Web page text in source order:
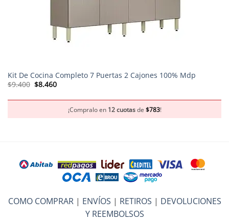
Kit De Cocina Completo 7 Puertas 2 Cajones 100% Mdp
$9.400 El
$8.460El
$8.460.
¡Compralo en 12 cuotasde $783!
COMO COMPRAR| ENVÍOS | RETIROS | DEVOLUCIONES
Y REEMBOLSOS